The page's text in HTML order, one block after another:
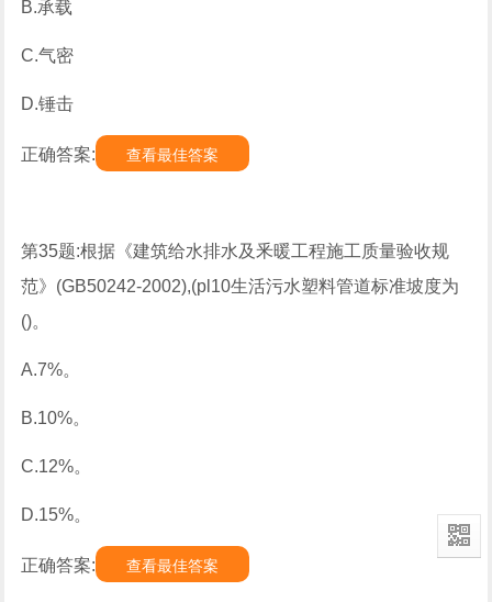
B.承载
C.气密
D.锤击
正确答案: 查看最佳答案
第35题:根据《建筑给水排水及釆暖工程施工质量验收规
范》(GB50242-2002),(pl10生活污水塑料管道标准坡度为
()。
A.7%。
B.10%。
C.12%。
D.15%。
正确答案: 查看最佳答案